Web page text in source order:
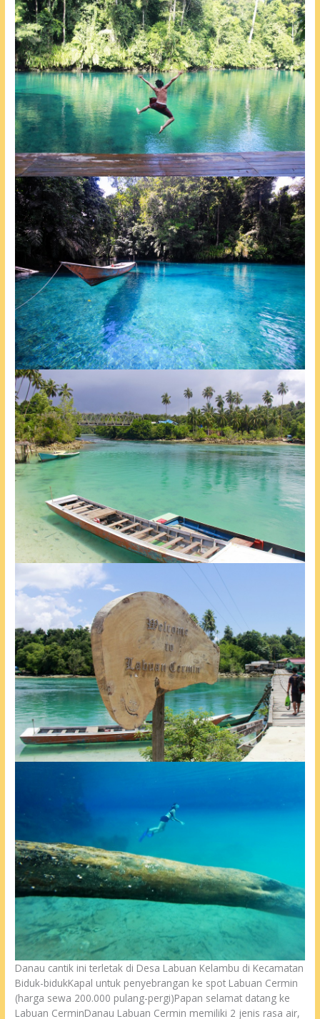
Danau cantik ini terletak di Desa Labuan Kelambu di Kecamatan
Biduk-bidukKapal untuk penyebrangan ke spot Labuan Cermin
(harga sewa 200.000 pulang-pergi)Papan selamat datang ke
Labuan CerminDanau Labuan Cermin memiliki 2 jenis rasa air,